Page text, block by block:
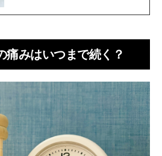
痛みはいつまで続く？